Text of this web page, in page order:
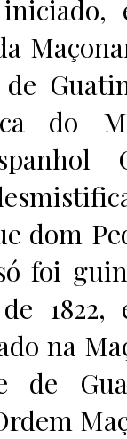
do
dom
foi
na
de